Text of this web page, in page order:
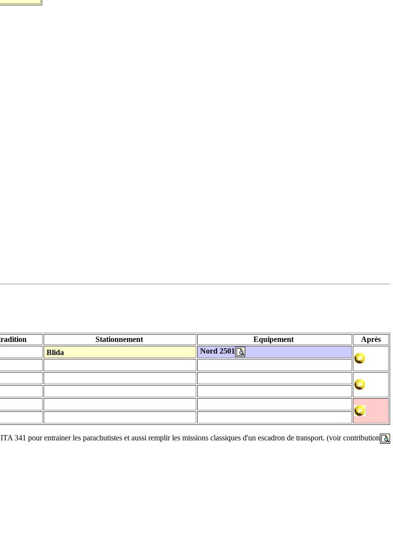
Stationnement Equipement Après
Blida
Nord 2501
341 pour entrainer les parachutistes et aussi remplir les missions classiques d'un escadron de transport. (voir contribution